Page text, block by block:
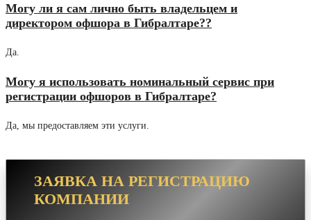
Могу ли я сам лично быть владельцем и
директором офшора в Гибралтаре??
Да.
Могу я использовать номинальный сервис при
регистрации офшоров в Гибралтаре?
Да, мы предоставляем эти услуги.
ЗАЯВКА НА РЕГИСТРАЦИЮ
КОМПАНИИ